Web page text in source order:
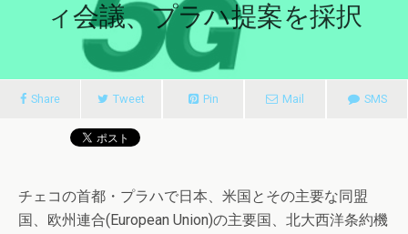
ィ会議、プラハ提案を採択
Share Tweet Pin Mail SMS
チェコの首都・プラハで日本、米国とその主要な同盟
国、欧州連合(European Union)の主要国、北大西洋条約機